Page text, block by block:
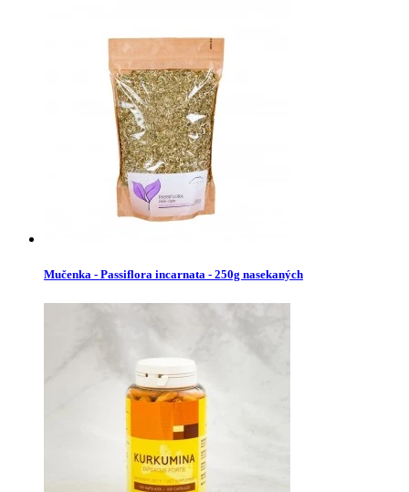
Mučenka - Passiflora incarnata - 250g nasekaných